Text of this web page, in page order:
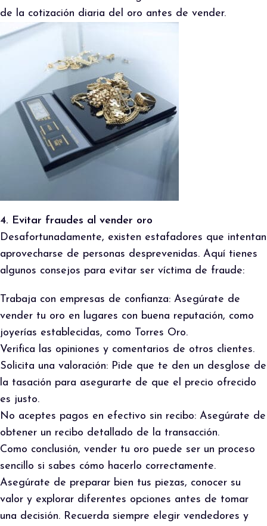
de la cotización diaria del oro antes de vender.
4. Evitar fraudes al vender oro
Desafortunadamente, existen estafadores que intentan
aprovecharse de personas desprevenidas. Aquí tienes
algunos consejos para evitar ser víctima de fraude:
Trabaja con empresas de confianza: Asegúrate de
vender tu oro en lugares con buena reputación, como
joyerías establecidas, como Torres Oro.
Verifica las opiniones y comentarios de otros clientes.
Solicita una valoración: Pide que te den un desglose de
la tasación para asegurarte de que el precio ofrecido
es justo.
No aceptes pagos en efectivo sin recibo: Asegúrate de
obtener un recibo detallado de la transacción.
Como conclusión, vender tu oro puede ser un proceso
sencillo si sabes cómo hacerlo correctamente.
Asegúrate de preparar bien tus piezas, conocer su
valor y explorar diferentes opciones antes de tomar
una decisión. Recuerda siempre elegir vendedores y